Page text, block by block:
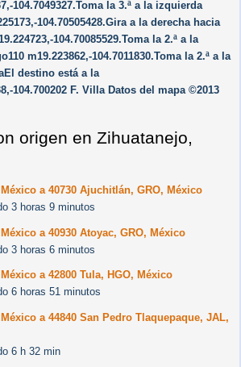
104.7049327.Toma la 3.ª a la izquierda
104.70505428.Gira a la derecha hacia
104.70085529.Toma la 2.ª a la
m19.223862,-104.7011830.Toma la 2.ª a la
destino está a la
104.700202 F. Villa Datos del mapa ©2013
origen en Zihuatanejo,
a 40730 Ajuchitlán, GRO, México
3 horas 9 minutos
a 40930 Atoyac, GRO, México
3 horas 6 minutos
a 42800 Tula, HGO, México
6 horas 51 minutos
a 44840 San Pedro Tlaquepaque, JAL,
6 h 32 min